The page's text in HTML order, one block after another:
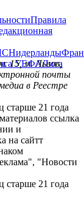
Правила
Нидерланды
УЕФАЛига
15, м. Львов,
почты
в Реестре
старше 21 года
ссылка
и
на сайтт
"Новости
старше 21 года